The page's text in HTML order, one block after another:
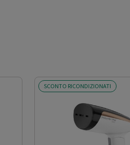
SCONTO RICONDIZIONATI